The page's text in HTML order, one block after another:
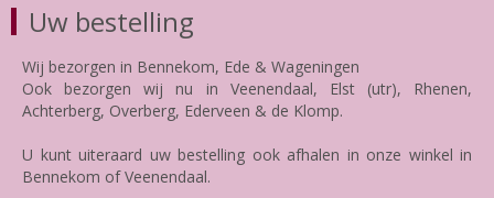
Uw bestelling
Wij bezorgen in Bennekom, Ede & Wageningen
Ook bezorgen wij nu in Veenendaal, Elst (utr), Rhenen,
Achterberg, Overberg, Ederveen & de Klomp.
U kunt uiteraard uw bestelling ook afhalen in onze winkel in
Bennekom of Veenendaal.